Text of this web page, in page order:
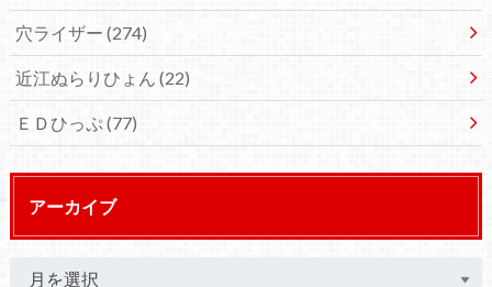
穴ライザー (274)
近江ぬらりひょん (22)
ＥＤひっぷ(77)
アーカイブ